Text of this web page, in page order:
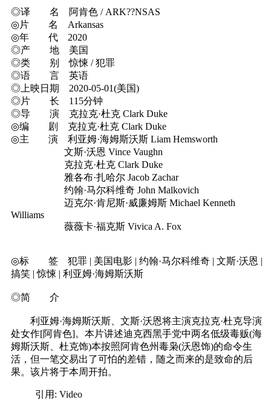
◎译 名 阿肯色 / ARK??NSAS
◎片 名 Arkansas
◎年 代 2020
◎产 地 美国
◎类 别 惊悚 / 犯罪
◎语 言 英语
◎上映日期 2020-05-01(美国)
◎片 长 115分钟
◎导 演 克拉克·杜克 Clark Duke
◎编 剧 克拉克·杜克 Clark Duke
◎主 演 利亚姆·海姆斯沃斯 Liam Hemsworth
文斯·沃恩 Vince Vaughn
克拉克·杜克 Clark Duke
雅各布·扎哈尔 Jacob Zachar
约翰·马尔科维奇 John Malkovich
迈克尔·肯尼斯·威廉姆斯 Michael Kenneth
Williams
薇薇卡·福克斯 Vivica A. Fox
◎标 签 犯罪 | 美国电影 | 约翰·马尔科维奇 | 文斯·沃恩 |
搞笑 | 惊悚 | 利亚姆·海姆斯沃斯
◎简 介
利亚姆·海姆斯沃斯、文斯·沃恩将主演克拉克·杜克导演
处女作[阿肯色]。本片讲述迪克西黑手党中两名低级毒贩(海
姆斯沃斯、杜克饰)本按照阿肯色州毒枭(沃恩饰)的命令生
活，但一笔交易出了可怕的差错，随之而来的是致命的后
果。该片将于本周开拍。
引用: Video